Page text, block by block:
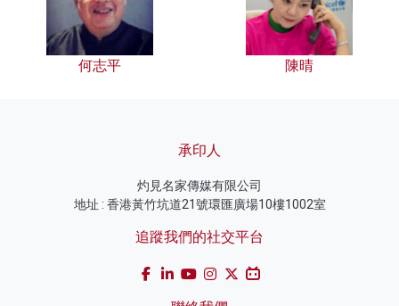
何志平 陳晴
承印人
灼見名家傳媒有限公司
地址 : 香港黃竹坑道21號環匯廣場10樓1002室
追蹤我們的社交平台